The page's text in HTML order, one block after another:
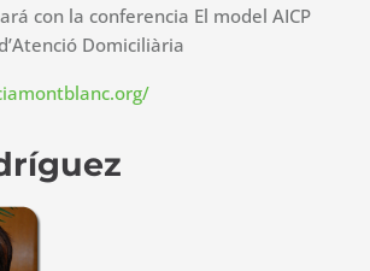
con la conferencia El model AICP
Domiciliària